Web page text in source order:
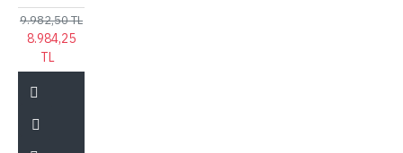
9.982,50 TL
8.984,25
TL